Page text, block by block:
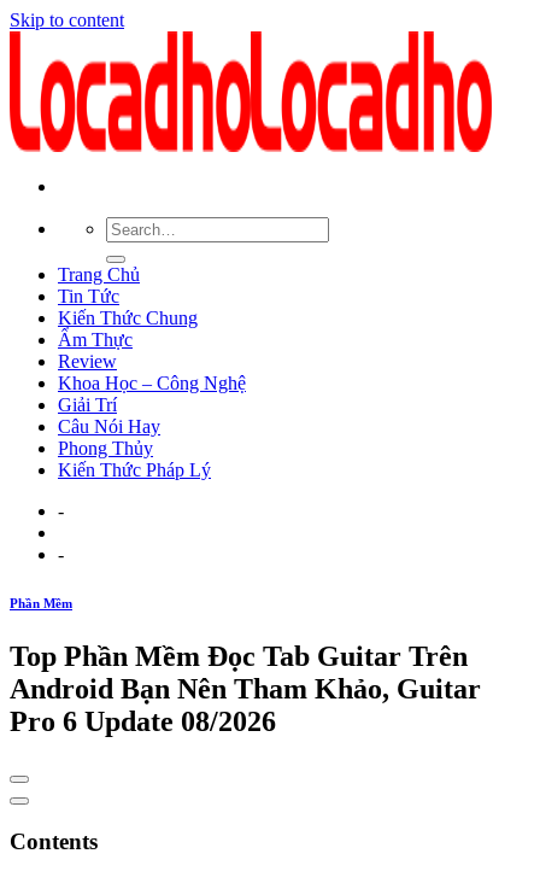
Skip to content
Trang Chủ
Tin Tức
Kiến Thức Chung
Ẩm Thực
Review
Khoa Học – Công Nghệ
Giải Trí
Câu Nói Hay
Phong Thủy
Kiến Thức Pháp Lý
-
-
Phần Mềm
Top Phần Mềm Đọc Tab Guitar Trên
Android Bạn Nên Tham Khảo, Guitar
Pro 6 Update 08/2026
Contents